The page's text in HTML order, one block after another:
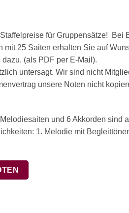
für Gruppensätze! Bei
mit 25 Saiten erhalten Sie auf
(als PDF per E-Mail).
untersagt. Wir sind nicht
unsere Noten nicht
und 6 Akkorden sind
1. Melodie mit